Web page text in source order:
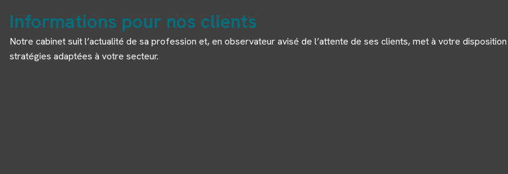
Informations pour nos clients
Notre cabinet suit l’actualité de sa profession et, en observateur avisé de l’attente de ses clients, met à votre
stratégies adaptées à votre secteur.